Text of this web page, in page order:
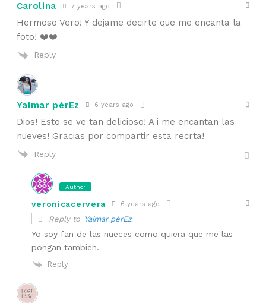
Carolina 7 years ago
Hermoso Vero! Y dejame decirte que me encanta la
foto! ❤️❤️
Reply
Yaimar pérEz 6 years ago
Dios! Esto se ve tan delicioso! A i me encantan las
nueves! Gracias por compartir esta recrta!
Reply
Author
veronicacervera 6 years ago
Reply to Yaimar pérEz
Yo soy fan de las nueces como quiera que me las
pongan también.
Reply